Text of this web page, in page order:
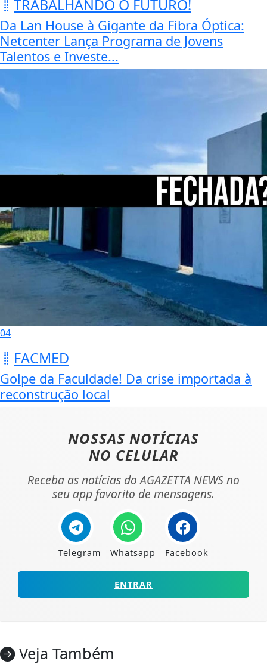
TRABALHANDO O FUTURO!
Da Lan House à Gigante da Fibra Óptica:
Netcenter Lança Programa de Jovens
Talentos e Investe...
04
FACMED
Golpe da Faculdade! Da crise importada à
reconstrução local
NOSSAS NOTÍCIAS
NO CELULAR
Receba as notícias do AGAZETTA NEWS no
seu app favorito de mensagens.
Telegram Whatsapp Facebook
ENTRAR
Veja Também